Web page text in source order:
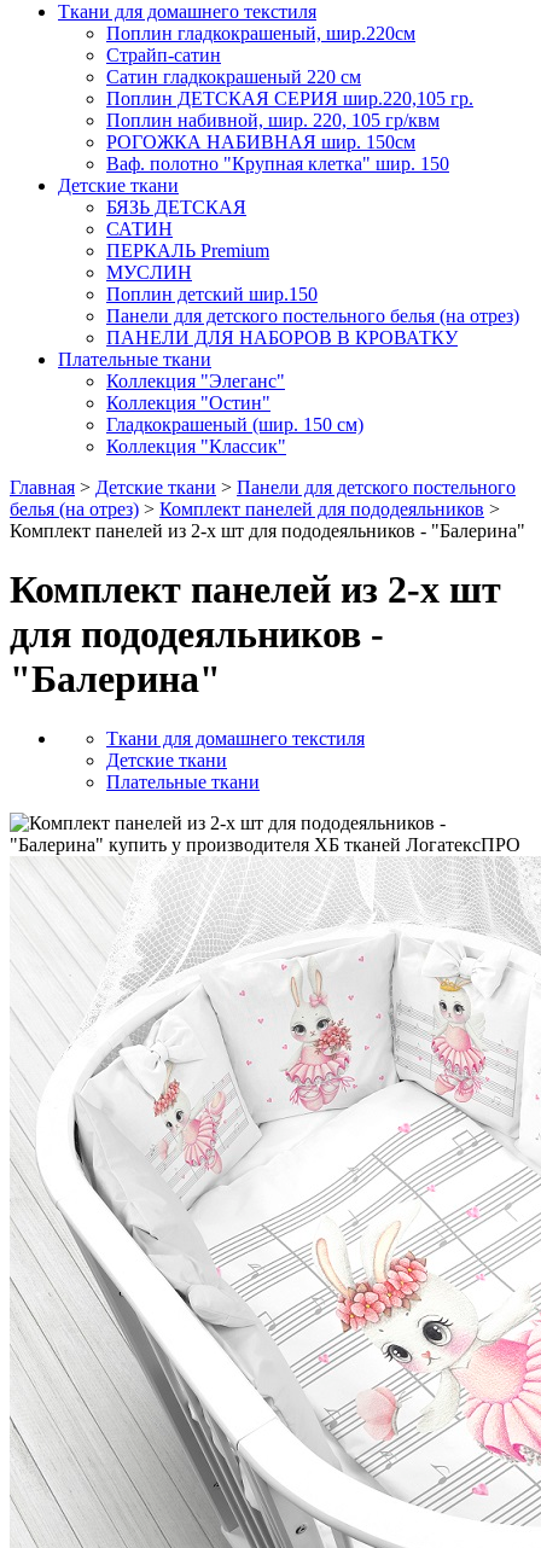
Ткани для домашнего текстиля
Поплин гладкокрашеный, шир.220см
Страйп-сатин
Сатин гладкокрашеный 220 см
Поплин ДЕТСКАЯ СЕРИЯ шир.220,105 гр.
Поплин набивной, шир. 220, 105 гр/квм
РОГОЖКА НАБИВНАЯ шир. 150см
Ваф. полотно "Крупная клетка" шир. 150
Детские ткани
БЯЗЬ ДЕТСКАЯ
САТИН
ПЕРКАЛЬ Premium
МУСЛИН
Поплин детский шир.150
Панели для детского постельного белья (на отрез)
ПАНЕЛИ ДЛЯ НАБОРОВ В КРОВАТКУ
Плательные ткани
Коллекция "Элеганс"
Коллекция "Остин"
Гладкокрашеный (шир. 150 см)
Коллекция "Классик"
Главная > Детские ткани > Панели для детского постельного
белья (на отрез) > Комплект панелей для пододеяльников >
Комплект панелей из 2-х шт для пододеяльников - "Балерина"
Комплект панелей из 2-х шт
для пододеяльников -
"Балерина"
Ткани для домашнего текстиля
Детские ткани
Плательные ткани